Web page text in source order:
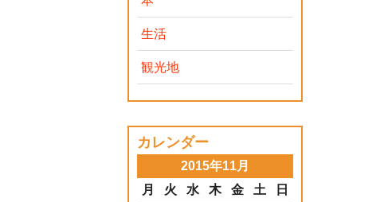
生活
観光地
カレンダー
2015年11月
月
火 水 木 金 土 日